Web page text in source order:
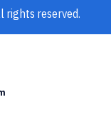
reserved.